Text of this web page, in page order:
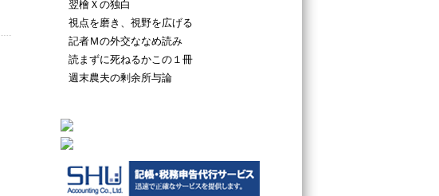
翌檜Ｘの独白
視点を磨き、視野を広げる
記者Ｍの外交ななめ読み
読まずに死ねるかこの１冊
週末農夫の剰余所与論